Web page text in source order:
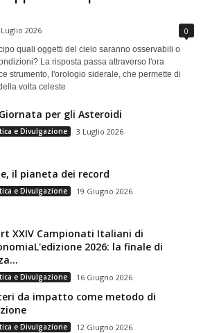
Luglio 2026 0
quali oggetti del cielo saranno osservabili o
La risposta passa attraverso l'ora
strumento, l'orologio siderale, che permette di
volta celeste
per gli Asteroidi
e Divulgazione 3 Luglio 2026
il pianeta dei record
e Divulgazione 19 Giugno 2026
XXIV Campionati Italiani di
2026: la finale di
e Divulgazione 16 Giugno 2026
da impatto come metodo di
e Divulgazione 12 Giugno 2026